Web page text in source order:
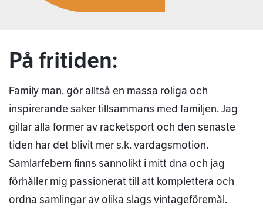
På fritiden:
Family man, gör alltså en massa roliga och
inspirerande saker tillsammans med familjen. Jag
gillar alla former av racketsport och den senaste
tiden har det blivit mer s.k. vardagsmotion.
Samlarfebern finns sannolikt i mitt dna och jag
förhåller mig passionerat till att komplettera och
ordna samlingar av olika slags vintageföremål.